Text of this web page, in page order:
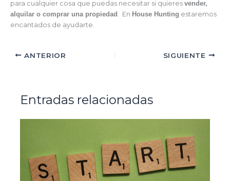
para cualquier cosa que puedas necesitar si quieres vender,
alquilar o comprar una propiedad
. En House Hunting estaremos
encantados de ayudarte.
ANTERIOR SIGUIENTE
Entradas relacionadas